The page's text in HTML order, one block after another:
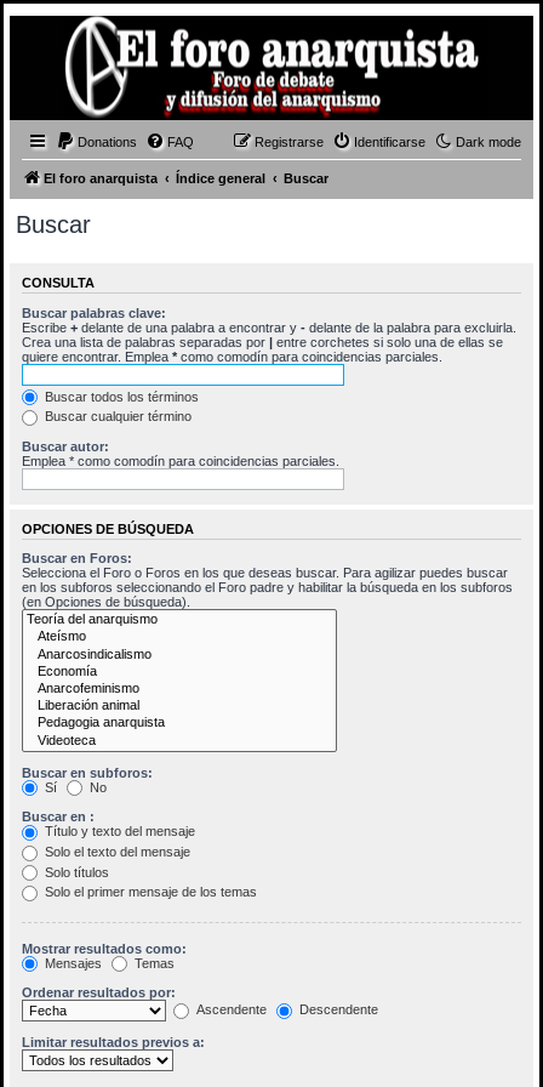
Dark mode
Donations FAQ Identificarse
Registrarse
El foro anarquista Índice general Buscar
Buscar
CONSULTA
Buscar palabras clave:
Escribe + delante de una palabra a encontrar y - delante de la palabra para excluirla.
Crea una lista de palabras separadas por | entre corchetes si solo una de ellas se
quiere encontrar. Emplea * como comodín para coincidencias parciales.
Buscar todos los términos
Buscar cualquier término
Buscar autor:
Emplea * como comodín para coincidencias parciales.
OPCIONES DE BÚSQUEDA
Buscar en Foros:
Selecciona el Foro o Foros en los que deseas buscar. Para agilizar puedes buscar
en los subforos seleccionando el Foro padre y habilitar la búsqueda en los subforos
(en Opciones de búsqueda).
Buscar en subforos:
Sí
No
Buscar en :
Título y texto del mensaje
Solo el texto del mensaje
Solo títulos
Solo el primer mensaje de los temas
Mostrar resultados como:
Mensajes
Temas
Ordenar resultados por:
Ascendente
Descendente
Limitar resultados previos a: